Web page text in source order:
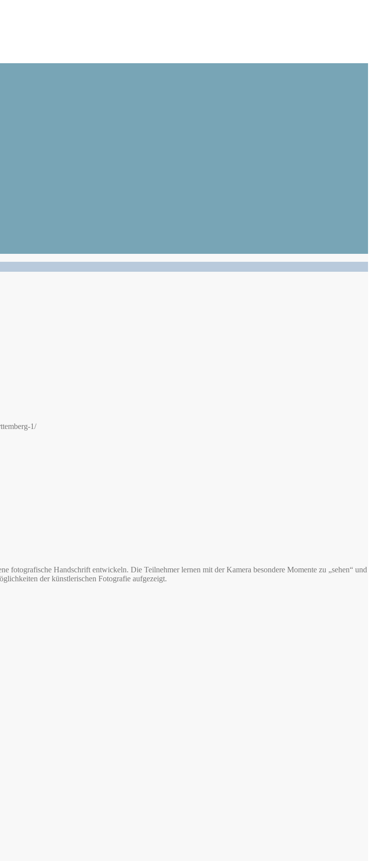
1/
fotografische Handschrift entwickeln. Die Teilnehmer lernen mit der Kamera besondere Momente zu „sehen“ und
der künstlerischen Fotografie aufgezeigt.